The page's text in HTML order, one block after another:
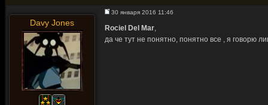
Davy Jones
30 января 2016 11:46
Rociel Del Mar,
да че тут не понятно, понятно все , я говорю